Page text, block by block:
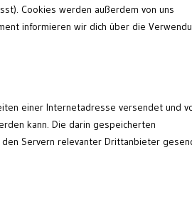
Cookies werden außerdem von uns
informieren wir dich über die
einer Internetadresse versendet und
kann. Die darin gespeicherten
Servern relevanter Drittanbieter